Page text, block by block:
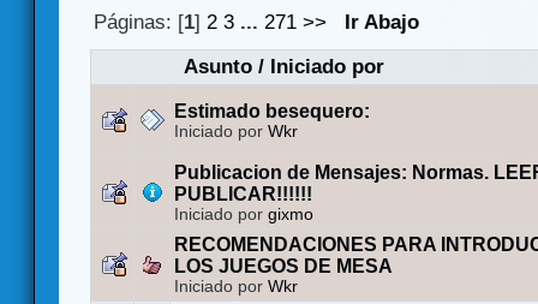
Páginas: [1]2 3 ...271 >>
Ir Abajo
Asunto/ Iniciado por
Estimado besequero:
Iniciado por Wkr
Publicacion de Mensajes: Normas.
PUBLICAR!!!!!!
Iniciado por gixmo
RECOMENDACIONES PARA
LOS JUEGOS DE MESA
Iniciado por Wkr